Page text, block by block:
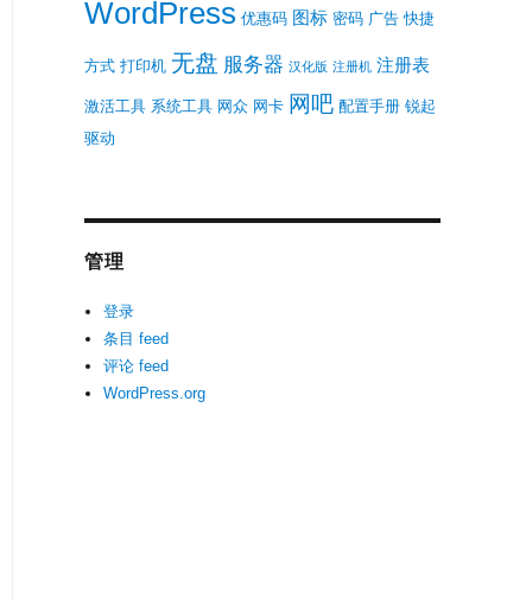
WordPress 优惠码 图标 密码 广告 快捷
方式 打印机 无盘 服务器 汉化版 注册机 注册表
激活工具 系统工具 网众 网卡 网吧 配置手册 锐起
驱动
管理
登录
条目 feed
评论 feed
WordPress.org